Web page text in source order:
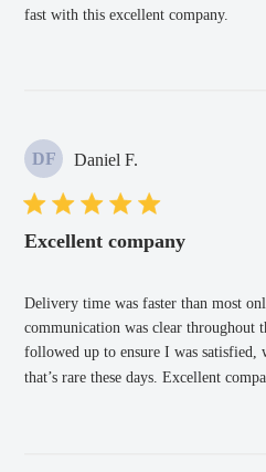
fast with this excellent company.
DF Daniel F.
Excellent company
Delivery time was faster than most
communication was clear throughout
followed up to ensure I was satisfied,
that’s rare these days. Excellent